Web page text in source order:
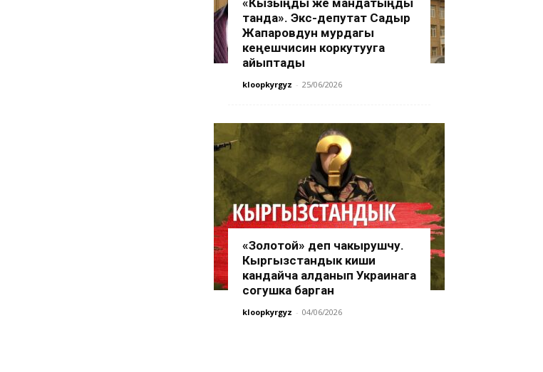
«Кызыңды же мандатыңды
танда». Экс-депутат Садыр
Жапаровдун мурдагы
кеңешчисин коркутууга
айыптады
kloopkyrgyz - 25/06/2026
«Золотой» деп чакырушчу.
Кыргызстандык киши
кандайча алданып Украинага
согушка барган
kloopkyrgyz - 04/06/2026